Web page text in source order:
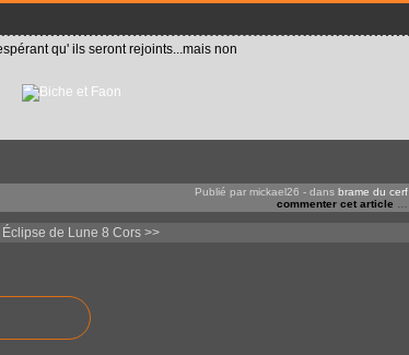
qu' ils seront rejoints...mais non
Publié par mickael26 - dans brame du cerf
commenter cet article
Éclipse de Lune 8 Cors >>